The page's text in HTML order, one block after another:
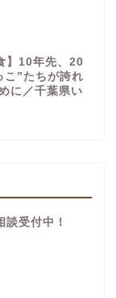
】10年先、20
こ”たちが誇れ
に／千葉県い
談受付中！